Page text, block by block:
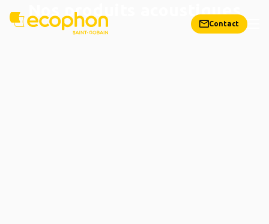
Contact
Nos produits acoustiques